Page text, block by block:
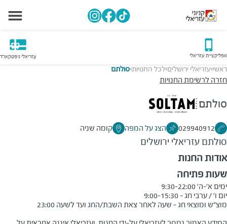
אפליקציית עזריאלי עזריאלי גיפטקארד
ראשי>עזריאלי ירושלים>לכל החנויות>סולתם
חזרה לרשימת החנויות
סולתם
029940912 הצג על המפה קומה שניה
סולתם עזריאלי ירושלים
אודות החנות
שעות פתיחה